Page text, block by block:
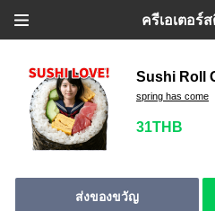
ครีเอเตอร์
Sushi Roll
spring has come
31THB
ส่งของขวัญ